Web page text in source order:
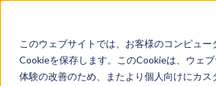
このウェブサイトでは、お客様のコンピュー
Cookieを保存します。このCookieは、ウェブ
体験の改善のため、またより個人向けにカス